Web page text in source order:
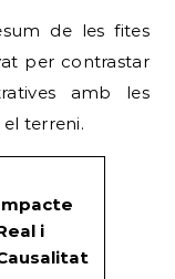
de les fites
per contrastar
amb les
terreni.
i